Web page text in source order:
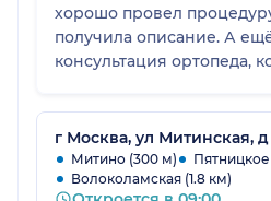
хорошо провел
получила описание. А
консультация ортопеда,
очень понравилось,
г Москва, ул Митинская,
Митино (300 м)
Волоколамская (1.8 км)